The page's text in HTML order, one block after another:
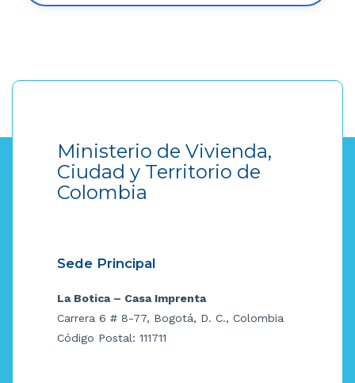
Ministerio de Vivienda,
Ciudad y Territorio de
Colombia
Sede Principal
La Botica – Casa Imprenta
Carrera 6 # 8-77, Bogotá, D. C., Colombia
Código Postal: 111711